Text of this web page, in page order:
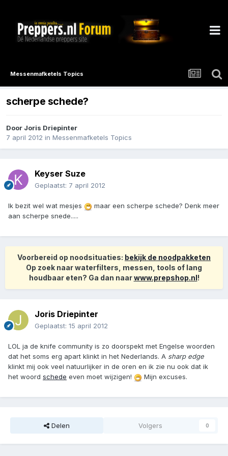
Messenmafketels Topics
scherpe schede?
Door Joris Driepinter
7 april 2012 in Messenmafketels Topics
Keyser Suze
Geplaatst: 7 april 2012
Ik bezit wel wat mesjes
maar een scherpe schede? Denk meer
aan scherpe snede.....
Voorbereid op noodsituaties: bekijk de noodpakketen
Op zoek naar waterfilters, messen, tools of lang
houdbaar eten? Ga dan naarwww.prepshop.nl!
Joris Driepinter
Geplaatst: 15 april 2012
LOL ja de knife community is zo doorspekt met Engelse woorden
dat het soms erg apart klinkt in het Nederlands. A sharp edge
klinkt mij ook veel natuurlijker in de oren en ik zie nu ook dat ik
het woord schede even moet wijzigen! Mijn excuses.
Delen Volgers 0